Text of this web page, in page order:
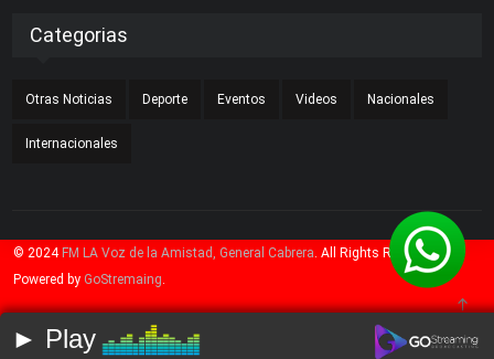
► Play
Categorias
Otras Noticias Deporte Eventos Videos Nacionales
Internacionales
© 2024 FM LA Voz de la Amistad, General Cabrera . All Rights Reserved.
Powered by GoStremaing